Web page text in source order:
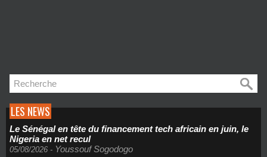
LES NEWS
Le Sénégal en tête du financement tech africain en juin, le
Nigeria en net recul
05/08/2026 - Youssouf Sogodogo